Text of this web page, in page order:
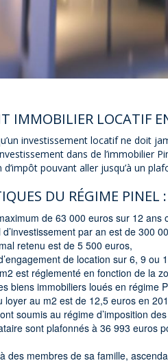
IMMOBILIER LOCATIF
investissement locatif ne doit
dans de l’immobilier
d’impôt pouvant aller jusqu’à un
DU RÉGIME PINEL :
de 63 000 euros sur 12
par an est de 300
retenu est de 5 500 euros,
de location sur 6, 9 ou
est réglementé en fonction de la
biens immobiliers loués en régime
loyer au m2 est de 12,5 euros en
soumis au régime d’imposition
sont plafonnés à 36 993 euros
des membres de sa famille,